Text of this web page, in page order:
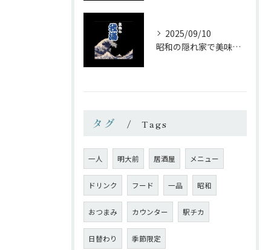
2025/09/10
昭和の隠れ家で美味しい一杯を
タグ Tags
一人 明大前 居酒屋 メニュー
ドリンク フード 一品 昭和
おつまみ カウンター 駅チカ
日替わり 季節限定